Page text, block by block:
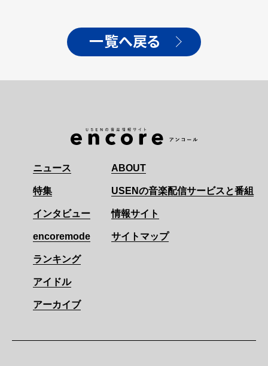
一覧へ戻る
ニュース
特集
インタビュー
encoremode
ランキング
アイドル
アーカイブ
ABOUT
USENの音楽配信サービスと番組
情報サイト
サイトマップ